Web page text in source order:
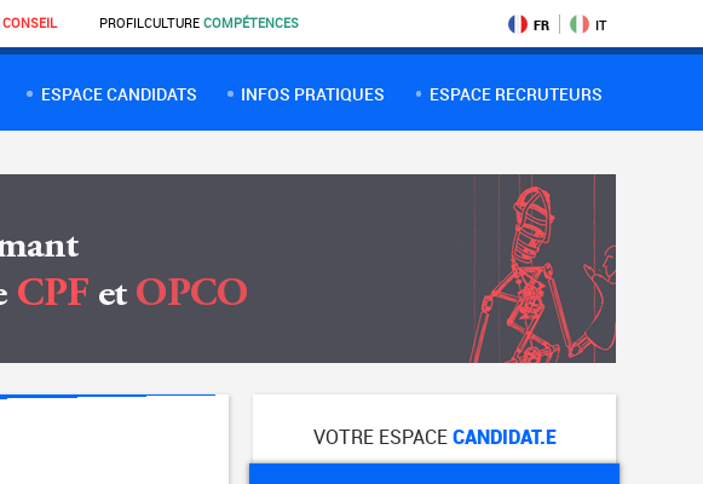
CONSEIL PROFILCULTURE COMPÉTENCES FR IT
ESPACE CANDIDATS INFOS PRATIQUES ESPACE RECRUTEURS
VOTRE ESPACECANDIDAT.E